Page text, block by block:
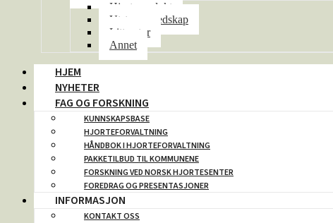
Hjorteprodukt
Utstyr og redskap
Litteratur
Annet
HJEM
NYHETER
FAG OG FORSKNING
KUNNSKAPSBASE
HJORTEFORVALTNING
HÅNDBOK I HJORTEFORVALTNING
PAKKETILBUD TIL KOMMUNENE
FORSKNING VED NORSK HJORTESENTER
FOREDRAG OG PRESENTASJONER
INFORMASJON
KONTAKT OSS